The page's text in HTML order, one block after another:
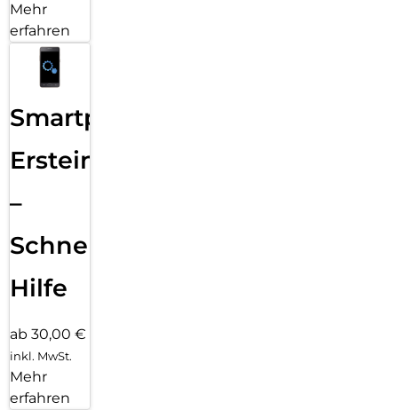
Mehr
erfahren
Smartphone
Ersteinrichtung
–
Schnelle
Hilfe
ab 30,00 €
inkl. MwSt.
Mehr
erfahren